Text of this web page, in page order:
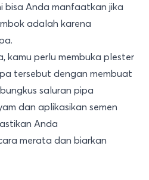
bisa Anda manfaatkan jika
adalah karena
kamu perlu membuka plester
tersebut dengan membuat
saluran pipa
dan aplikasikan semen
Anda
merata dan biarkan